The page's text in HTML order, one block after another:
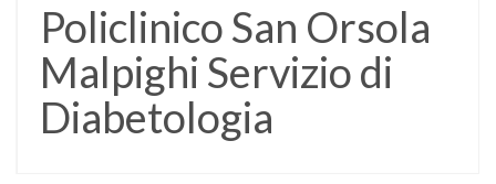
Policlinico San Orsola
Malpighi Servizio di
Diabetologia